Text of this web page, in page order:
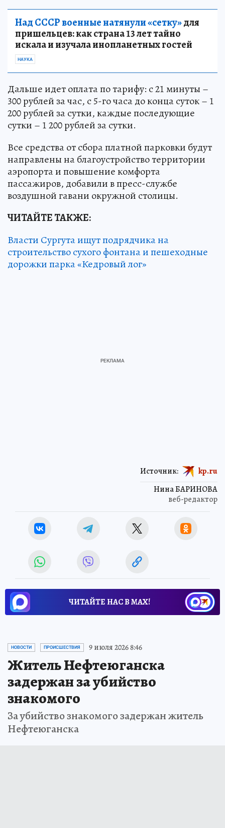
Над СССР военные натянули «сетку»для
пришельцев: как страна 13 лет тайно
искала и изучала инопланетных гостей
НАУКА
Дальше идет оплата по тарифу: с 21 минуты –
300 рублей за час, с 5-го часа до конца суток – 1
200 рублей за сутки, каждые последующие
сутки – 1 200 рублей за сутки.
Все средства от сбора платной парковки будут
направлены на благоустройство территории
аэропорта и повышение комфорта
пассажиров, добавили в пресс-службе
воздушной гавани окружной столицы.
ЧИТАЙТЕ ТАКЖЕ:
Власти Сургута ищут подрядчика на
строительство сухого фонтана и пешеходные
дорожки парка «Кедровый лог»
Нина БАРИНОВА
веб-редактор
Источник: kp.ru
ЧИТАЙТЕ НАС В МАХ!
НОВОСТИ ПРОИСШЕСТВИЯ 9 июля 2026 8:46
Житель Нефтеюганска
задержан за убийство
знакомого
За убийство знакомого задержан житель
Нефтеюганска